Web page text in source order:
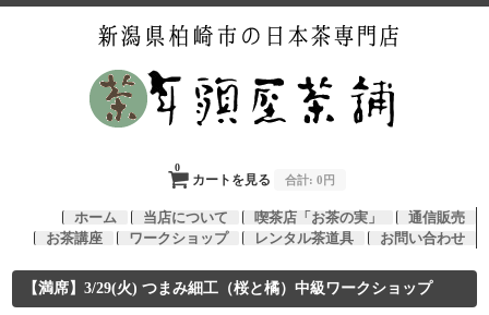
カートを見る
0
合計: 0円
ホーム 当店について 喫茶店「お茶の実」
通信販売
お茶講座
ワークショップ レンタル茶道具 お問い合わせ
【満席】3/29(火) つまみ細工（桜と橘）中級ワークショップ